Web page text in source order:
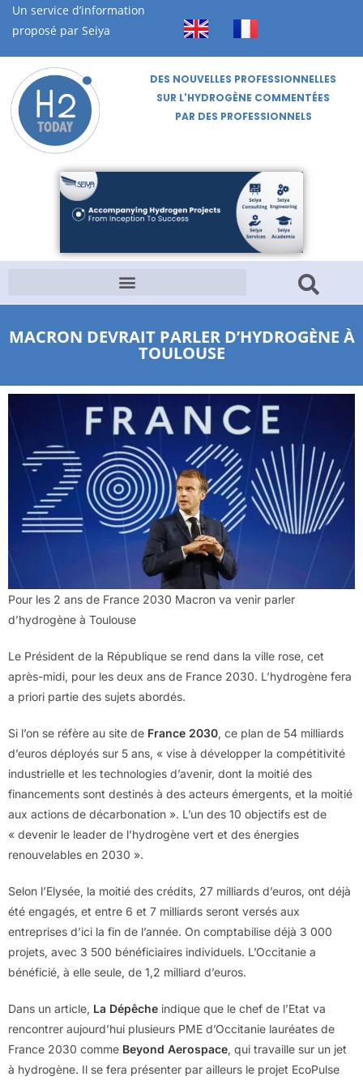
Un service d’information
proposé par Seiya
DES NOUVELLES PROFESSIONNELLES
SUR L'HYDROGÈNE COMMENTÉES
PAR DES PROFESSIONNELS
MACRON DEVRAIT PARLER D’HYDROGÈNE À
TOULOUSE
Pour les 2 ans de France 2030 Macron va venir parler
d’hydrogène à Toulouse
Le Président de la République se rend dans la ville rose, cet
après-midi, pour les deux ans de France 2030. L’hydrogène fera
a priori partie des sujets abordés.
Si l’on se réfère au site de France 2030, ce plan de 54 milliards
d’euros déployés sur 5 ans, « vise à développer la compétitivité
industrielle et les technologies d’avenir, dont la moitié des
financements sont destinés à des acteurs émergents, et la moitié
aux actions de décarbonation ». L’un des 10 objectifs est de
« devenir le leader de l’hydrogène vert et des énergies
renouvelables en 2030 ».
Selon l’Elysée, la moitié des crédits, 27 milliards d’euros, ont déjà
été engagés, et entre 6 et 7 milliards seront versés aux
entreprises d’ici la fin de l’année. On comptabilise déjà 3 000
projets, avec 3 500 bénéficiaires individuels. L’Occitanie a
bénéficié, à elle seule, de 1,2 milliard d’euros.
Dans un article, La Dépêche indique que le chef de l’Etat va
rencontrer aujourd’hui plusieurs PME d’Occitanie lauréates de
France 2030 comme Beyond Aerospace, qui travaille sur un jet
à hydrogène. Il se fera présenter par ailleurs le projet EcoPulse